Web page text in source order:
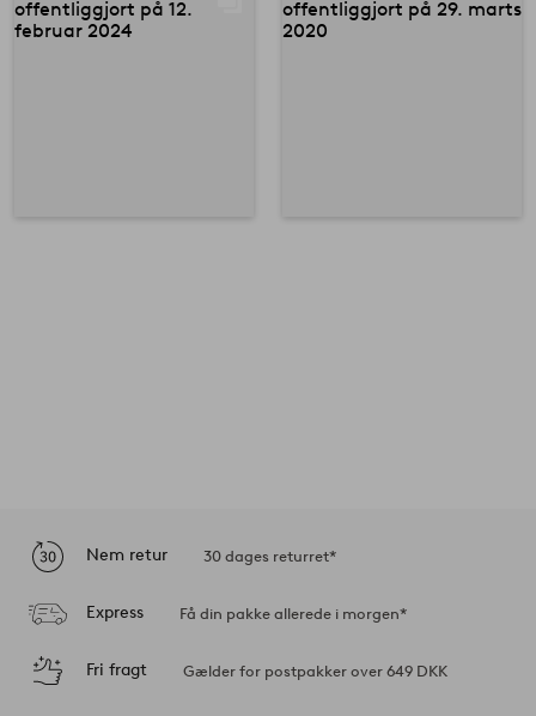
Nem retur 30 dages returret*
Express Få din pakke allerede i morgen*
Fri fragt Gælder for postpakker over 649 DKK